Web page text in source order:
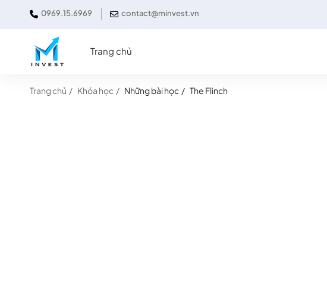
0969.15.6969 contact@minvest.vn
Trang chủ
Trang chủ Khóa học Những bài học The Flinch